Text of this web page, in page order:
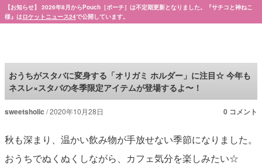
【お知らせ】 2026年8月からPouch［ポーチ］は不定期更新となりました。『サチコと神ねこ
様』はロケットニュース24で公開しています。
おうちがスタバに変身する「オリガミ ホルダー」に注目☆ 今年も
ネスレ×スタバの冬季限定アイテムが登場するよ〜！
sweetsholic 2020年10月28日 0 コメント
秋も深まり、温かい飲み物が手放せない季節になりました。
おうちでぬくぬくしながら、カフェ気分を楽しみたい☆